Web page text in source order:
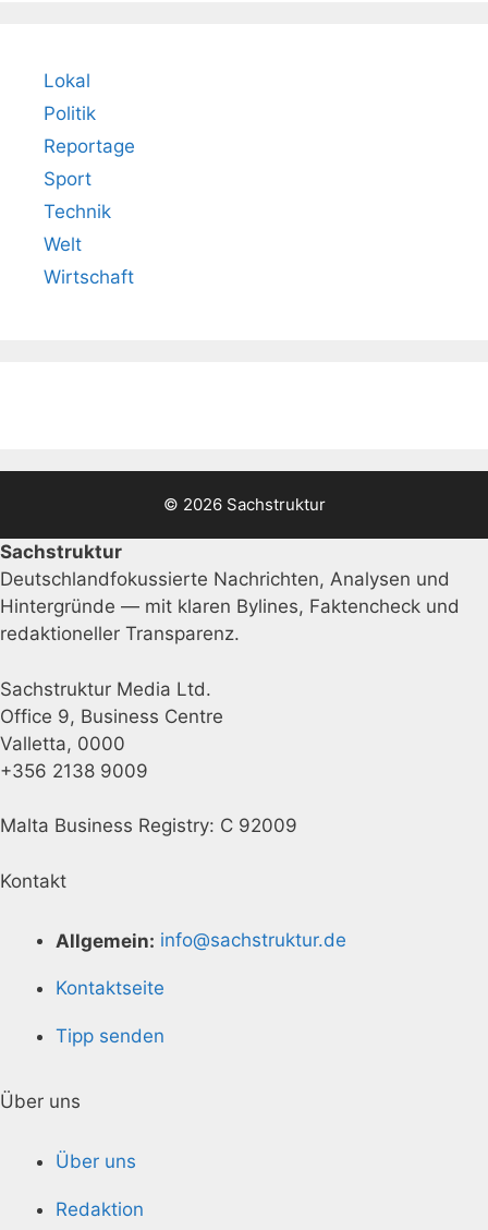
Lokal
Politik
Reportage
Sport
Technik
Welt
Wirtschaft
© 2026 Sachstruktur
Sachstruktur
Deutschlandfokussierte Nachrichten, Analysen und
Hintergründe — mit klaren Bylines, Faktencheck und
redaktioneller Transparenz.
Sachstruktur Media Ltd.
Office 9, Business Centre
Valletta, 0000
+356 2138 9009
Malta Business Registry: C 92009
Kontakt
Allgemein: info@sachstruktur.de
Kontaktseite
Tipp senden
Über uns
Über uns
Redaktion